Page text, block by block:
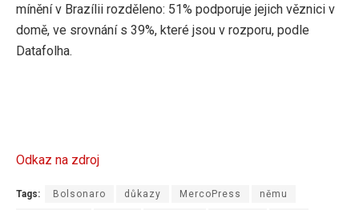
mínění v Brazílii rozděleno: 51% podporuje jejich věznici v
domě, ve srovnání s 39%, které jsou v rozporu, podle
Datafolha.
Odkaz na zdroj
Tags: Bolsonaro důkazy MercoPress němu